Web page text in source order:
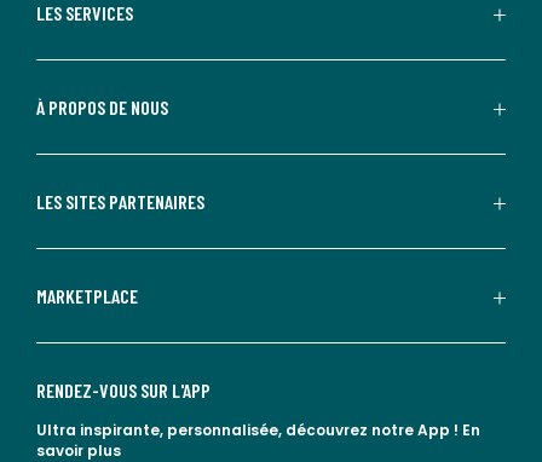
LES SERVICES
À PROPOS DE NOUS
LES SITES PARTENAIRES
MARKETPLACE
RENDEZ-VOUS SUR L'APP
Ultra inspirante, personnalisée, découvrez notre App ! En
savoir plus